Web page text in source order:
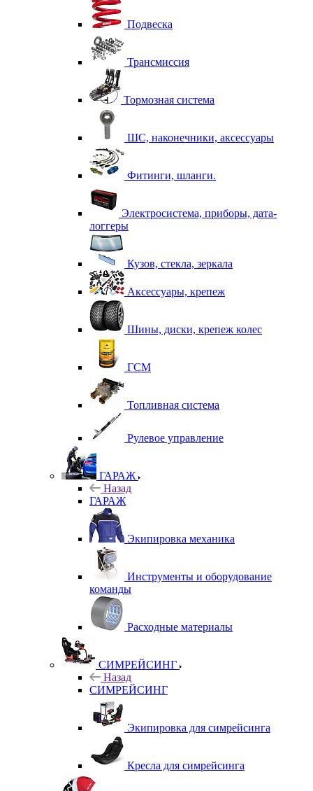
Подвеска
Трансмиссия
Тормозная система
ШС, наконечники, аксессуары
Фитинги, шланги.
Электросистема, приборы, дата-
логгеры
Кузов, стекла, зеркала
Аксессуары, крепеж
Шины, диски, крепеж колес
ГСМ
Топливная система
Рулевое управление
ГАРАЖ
Назад
ГАРАЖ
Экипировка механика
Инструменты и оборудование
команды
Расходные материалы
СИМРЕЙСИНГ
Назад
СИМРЕЙСИНГ
Экипировка для симрейсинга
Кресла для симрейсинга